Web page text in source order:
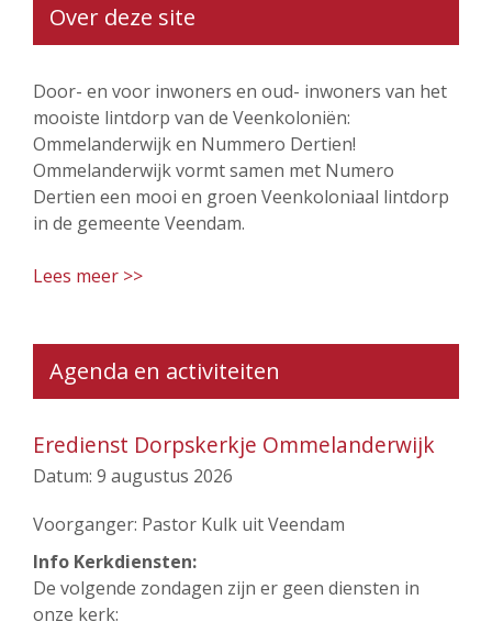
Over deze site
Door- en voor inwoners en oud- inwoners van het
mooiste lintdorp van de Veenkoloniën:
Ommelanderwijk en Nummero Dertien!
Ommelanderwijk vormt samen met Numero
Dertien een mooi en groen Veenkoloniaal lintdorp
in de gemeente Veendam.
Lees meer >>
Agenda en activiteiten
Eredienst Dorpskerkje Ommelanderwijk
Datum: 9 augustus 2026
Voorganger: Pastor Kulk uit Veendam
Info Kerkdiensten:
De volgende zondagen zijn er geen diensten in
onze kerk: